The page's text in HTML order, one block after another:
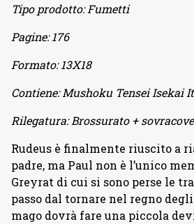
Tipo prodotto: Fumetti
Pagine: 176
Formato: 13X18
Contiene: Mushoku Tensei Isekai
Rilegatura: Brossurato +
Rudeus è finalmente riuscito a
padre, ma Paul non è l’unico
Greyrat di cui si sono perse le
passo dal tornare nel regno
mago dovrà fare una piccola